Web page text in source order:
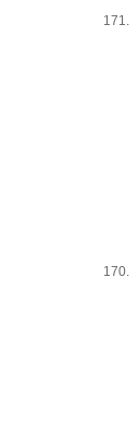
171.
170.